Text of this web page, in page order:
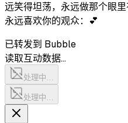
远笑得坦荡，永远做那个眼
永远喜欢你的观众：💕
已转发到 Bubble
读取互动数据…
处理中…
处理中…